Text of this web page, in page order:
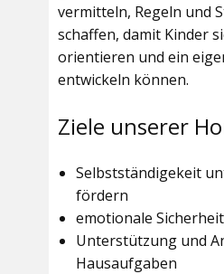
vermitteln, Regeln und
schaffen, damit Kinder
orientieren und ein
entwickeln können.
Ziele unserer
Selbstständigekeit
fördern
emotionale
Unterstützung und
Hausaufgaben